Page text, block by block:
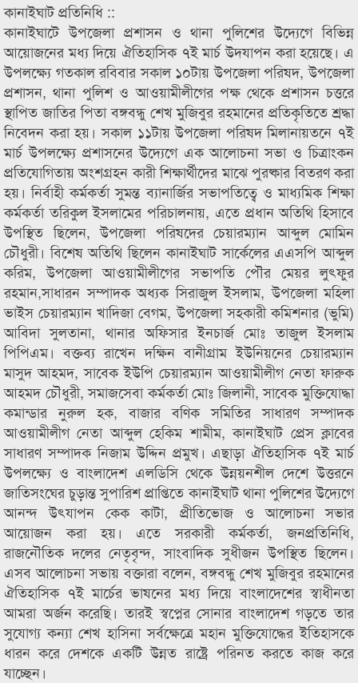
কানাইঘাট প্রতিনিধি ::
কানাইঘাটে উপজেলা প্রশাসন ও থানা পুলিশের উদ্যেগে বিভিন্ন
আয়োজনের মধ্য দিয়ে ঐতিহাসিক ৭ই মার্চ উদযাপন করা হয়েছে। এ
উপলক্ষ্যে গতকাল রবিবার সকাল ১০টায় উপজেলা পরিষদ, উপজেলা
প্রশাসন, থানা পুলিশ ও আওয়ামীলীগের পক্ষ থেকে প্রশাসন চত্তরে
স্থাপিত জাতির পিতা বঙ্গবন্ধু শেখ মুজিবুর রহমানের প্রতিকৃতিতে শ্রদ্ধা
নিবেদন করা হয়। সকাল ১১টায় উপজেলা পরিষদ মিলানায়তনে ৭ই
মার্চ উপলক্ষ্যে প্রশাসনের উদ্যেগে এক আলোচনা সভা ও চিত্রাংকন
প্রতিযোগিতায় অংশগ্রহন কারী শিক্ষার্থীদের মাঝে পুরষ্কার বিতরণ করা
হয়। নির্বাহী কর্মকর্তা সুমন্ত ব্যানার্জির সভাপতিত্বে ও মাধ্যমিক শিক্ষা
কর্মকর্তা তরিকুল ইসলামের পরিচালনায়, এতে প্রধান অতিথি হিসাবে
উপস্থিত ছিলেন, উপজেলা পরিষদের চেয়ারম্যান আব্দুল মোমিন
চৌধুরী। বিশেষ অতিথি ছিলেন কানাইঘাট সার্কেলের এএসপি আব্দুল
করিম, উপজেলা আওয়ামীলীগের সভাপতি পৌর মেয়র লুৎফুর
রহমান,সাধারন সম্পাদক অধ্যক সিরাজুল ইসলাম, উপজেলা মহিলা
ভাইস চেয়ারম্যান খাদিজা বেগম, উপজেলা সহকারী কমিশনার (ভুমি)
আবিদা সুলতানা, থানার অফিসার ইনচার্জ মোঃ তাজুল ইসলাম
পিপিএম। বক্তব্য রাখেন দক্ষিন বানীগ্রাম ইউনিয়নের চেয়ারম্যান
মাসুদ আহমদ, সাবেক ইউপি চেয়ারম্যান আওয়ামীলীগ নেতা ফারুক
আহমদ চৌধুরী, সমাজসেবা কর্মকর্তা মোঃ জিলানী, সাবেক মুক্তিযোদ্ধা
কমান্ডার নুরুল হক, বাজার বণিক সমিতির সাধারণ সম্পাদক
আওয়ামীলীগ নেতা আব্দুল হেকিম শামীম, কানাইঘাট প্রেস ক্লাবের
সাধারণ সম্পাদক নিজাম উদ্দিন প্রমুখ। এছাড়া ঐতিহাসিক ৭ই মার্চ
উপলক্ষ্যে ও বাংলাদেশ এলডিসি থেকে উন্নয়নশীল দেশে উত্তরনে
জাতিসংঘের চুড়ান্ত সুপারিশ প্রাপ্তিতে কানাইঘাট থানা পুলিশের উদ্যেগে
আনন্দ উৎযাপন কেক কাটা, প্রীতিভোজ ও আলোচনা সভার
আয়োজন করা হয়। এতে সরকারী কর্মকর্তা, জনপ্রতিনিধি,
রাজনৌতিক দলের নেতৃবৃন্দ, সাংবাদিক সুধীজন উপস্থিত ছিলেন।
এসব আলোচনা সভায় বক্তারা বলেন, বঙ্গবন্ধু শেখ মুজিবুর রহমানের
ঐতিহাসিক ৭ই মার্চের ভাষনের মধ্য দিয়ে বাংলাদেশের স্বাধীনতা
আমরা অর্জন করেছি। তারই স্বপ্নের সোনার বাংলাদেশ গড়তে তার
সুযোগ্য কন্যা শেখ হাসিনা সর্বক্ষেত্রে মহান মুক্তিযোদ্ধের ইতিহাসকে
ধারন করে দেশকে একটি উন্নত রাষ্ট্রে পরিনত করতে কাজ করে
যাচ্ছেন।